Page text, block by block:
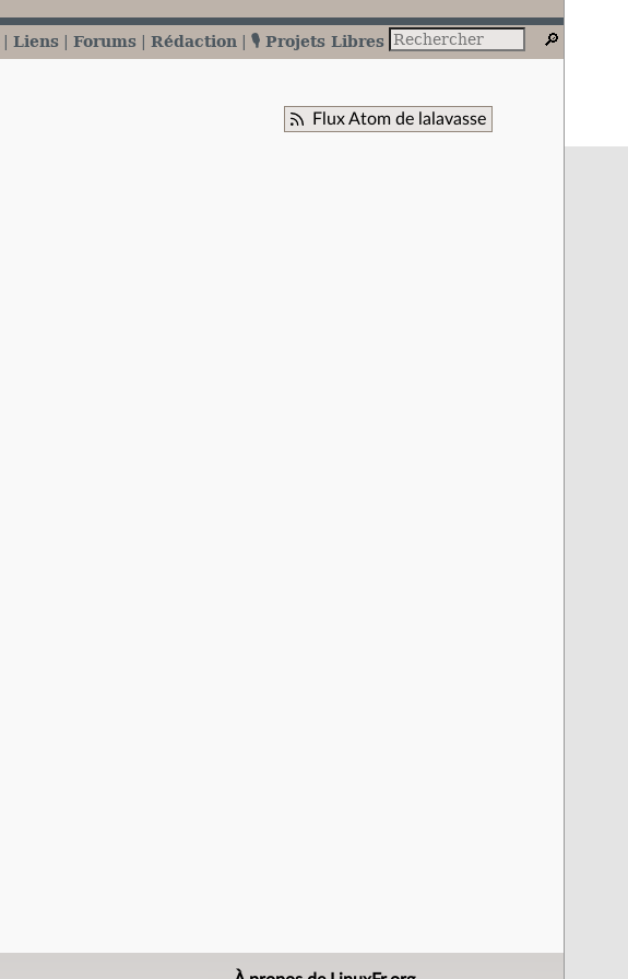
Liens Forums Rédaction 🎙️ Projets Libres
Flux Atom de lalavasse